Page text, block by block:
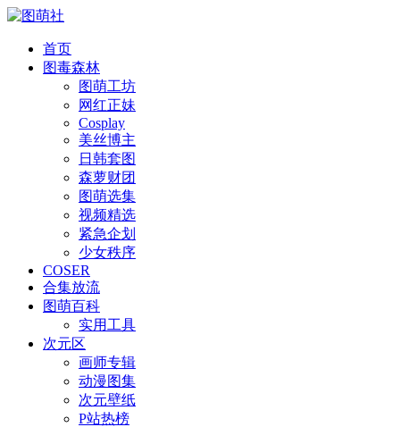
首页
图毒森林
图萌工坊
网红正妹
Cosplay
美丝博主
日韩套图
森萝财团
图萌选集
视频精选
紧急企划
少女秩序
COSER
合集放流
图萌百科
实用工具
次元区
画师专辑
动漫图集
次元壁纸
P站热榜